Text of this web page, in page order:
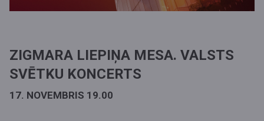
ZIGMARA LIEPIŅA MESA. VALSTS
SVĒTKU KONCERTS
17. NOVEMBRIS 19.00